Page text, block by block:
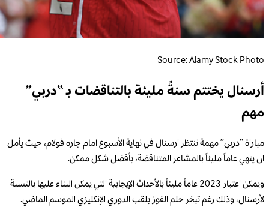
Source: Alamy Stock Photo
أرسنال يختتم سنةً مليئة بالتناقضات بـ “دربي”
مهم
مباراة “دربي” مهمة تنتظر ارسنال في نهاية الأسبوع امام جاره فولام، حيث يأمل
ان ينهي عاماً مليئاً بالمشاعر المتناقضة، بأفضل شكل ممكن.
ويمكن اعتبار 2023 عاماً مليئاً بالأحداث الإيجابية التي يمكن البناء عليها بالنسبة
لأرسنال، وذلك رغم تبخر حلم الفوز بلقب الدوري الإنكليزي الموسم الماضي.